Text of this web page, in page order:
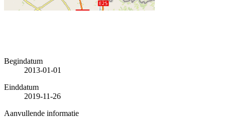
Begindatum
2013-01-01
Einddatum
2019-11-26
Aanvullende informatie